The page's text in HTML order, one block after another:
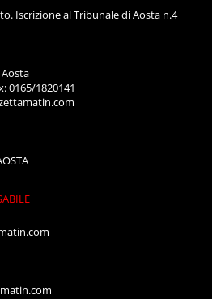
Iscrizione al Tribunale di Aosta n.4
Aosta
0165/1820141